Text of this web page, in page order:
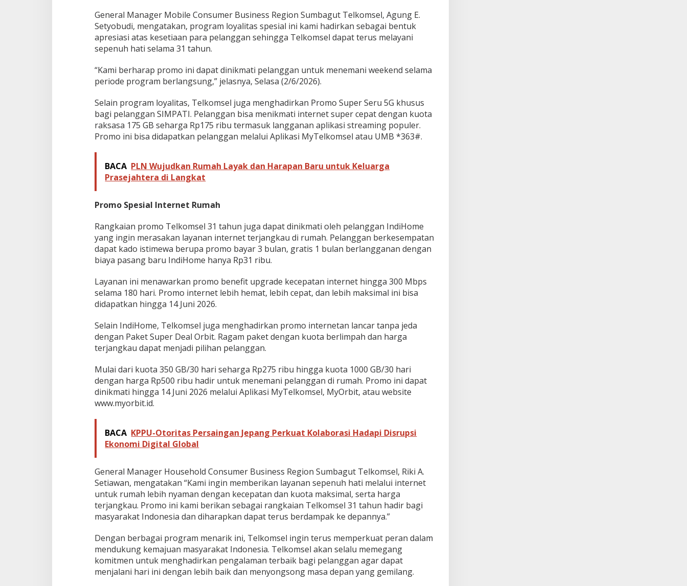
General Manager Mobile Consumer Business Region Sumbagut Telkomsel, Agung E.
Setyobudi, mengatakan, program loyalitas spesial ini kami hadirkan sebagai bentuk
apresiasi atas kesetiaan para pelanggan sehingga Telkomsel dapat terus melayani
sepenuh hati selama 31 tahun.
“Kami berharap promo ini dapat dinikmati pelanggan untuk menemani weekend selama
periode program berlangsung,” jelasnya, Selasa (2/6/2026).
Selain program loyalitas, Telkomsel juga menghadirkan Promo Super Seru 5G khusus
bagi pelanggan SIMPATI. Pelanggan bisa menikmati internet super cepat dengan kuota
raksasa 175 GB seharga Rp175 ribu termasuk langganan aplikasi streaming populer.
Promo ini bisa didapatkan pelanggan melalui Aplikasi MyTelkomsel atau UMB *363#.
BACA PLN Wujudkan Rumah Layak dan Harapan Baru untuk Keluarga
Prasejahtera di Langkat
Promo Spesial Internet Rumah
Rangkaian promo Telkomsel 31 tahun juga dapat dinikmati oleh pelanggan IndiHome
yang ingin merasakan layanan internet terjangkau di rumah. Pelanggan berkesempatan
dapat kado istimewa berupa promo bayar 3 bulan, gratis 1 bulan berlangganan dengan
biaya pasang baru IndiHome hanya Rp31 ribu.
Layanan ini menawarkan promo benefit upgrade kecepatan internet hingga 300 Mbps
selama 180 hari. Promo internet lebih hemat, lebih cepat, dan lebih maksimal ini bisa
didapatkan hingga 14 Juni 2026.
Selain IndiHome, Telkomsel juga menghadirkan promo internetan lancar tanpa jeda
dengan Paket Super Deal Orbit. Ragam paket dengan kuota berlimpah dan harga
terjangkau dapat menjadi pilihan pelanggan.
Mulai dari kuota 350 GB/30 hari seharga Rp275 ribu hingga kuota 1000 GB/30 hari
dengan harga Rp500 ribu hadir untuk menemani pelanggan di rumah. Promo ini dapat
dinikmati hingga 14 Juni 2026 melalui Aplikasi MyTelkomsel, MyOrbit, atau website
www.myorbit.id.
BACA KPPU-Otoritas Persaingan Jepang Perkuat Kolaborasi Hadapi Disrupsi
Ekonomi Digital Global
General Manager Household Consumer Business Region Sumbagut Telkomsel, Riki A.
Setiawan, mengatakan “Kami ingin memberikan layanan sepenuh hati melalui internet
untuk rumah lebih nyaman dengan kecepatan dan kuota maksimal, serta harga
terjangkau. Promo ini kami berikan sebagai rangkaian Telkomsel 31 tahun hadir bagi
masyarakat Indonesia dan diharapkan dapat terus berdampak ke depannya.”
Dengan berbagai program menarik ini, Telkomsel ingin terus memperkuat peran dalam
mendukung kemajuan masyarakat Indonesia. Telkomsel akan selalu memegang
komitmen untuk menghadirkan pengalaman terbaik bagi pelanggan agar dapat
menjalani hari ini dengan lebih baik dan menyongsong masa depan yang gemilang.